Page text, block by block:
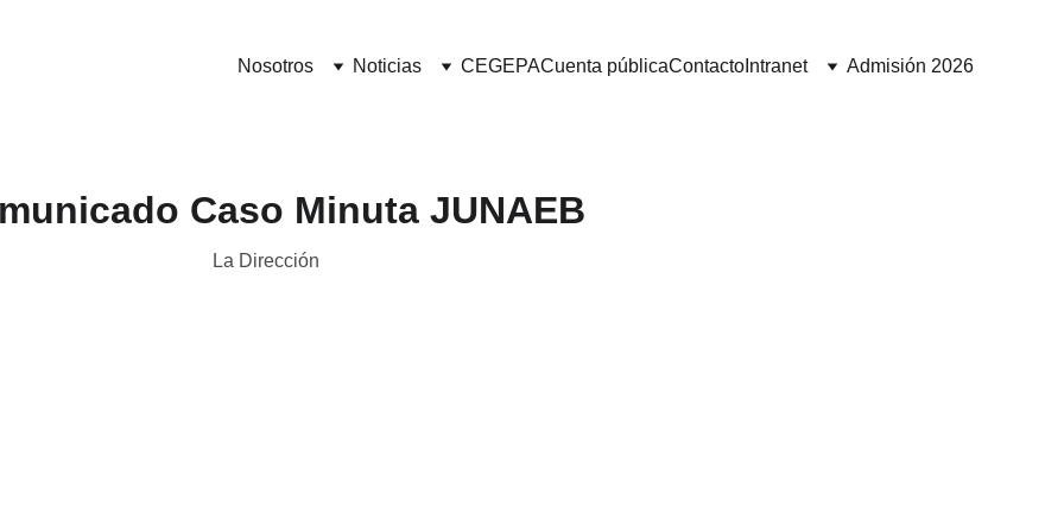
Nosotros Noticias CEGEPACuenta públicaContacto Intranet Admisión 2026
Caso Minuta JUNAEB
La Dirección